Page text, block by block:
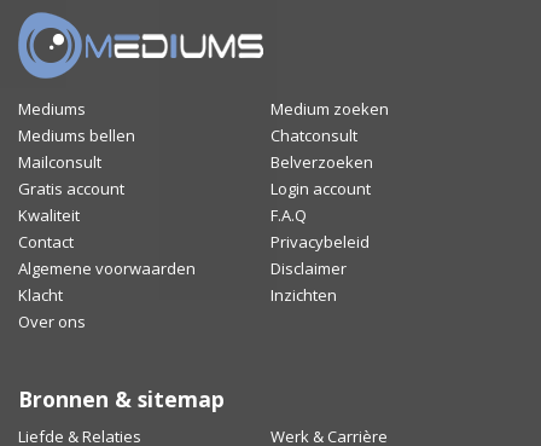
Mediums
Medium zoeken
Mediums bellen
Chatconsult
Mailconsult
Belverzoeken
Gratis account
Login account
Kwaliteit
F.A.Q
Contact
Privacybeleid
Algemene voorwaarden
Disclaimer
Klacht
Inzichten
Over ons
Bronnen & sitemap
Liefde & Relaties Werk & Carrière